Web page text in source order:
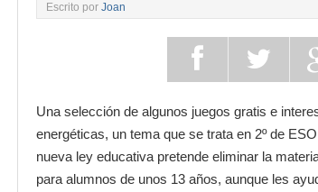
Escrito porJoan
Una selección de algunos juegos gratis e
energéticas, un tema que se trata en 2º de
nueva ley educativa pretende eliminar la
para alumnos de unos 13 años, aunque les